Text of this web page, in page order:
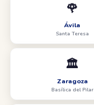
🌹
Ávila
Santa Teresa
🏛️
Zaragoza
Basílica del Pilar